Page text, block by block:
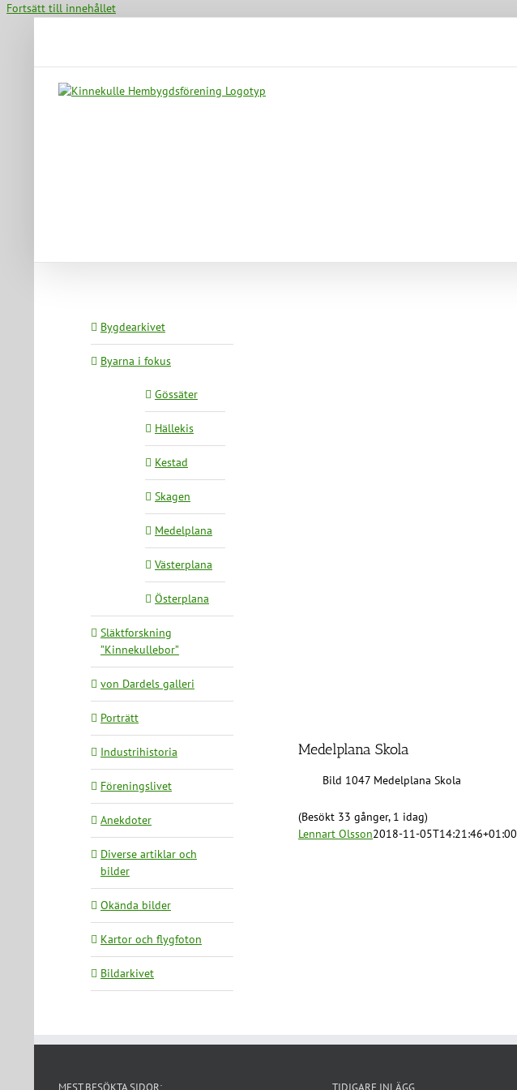
Fortsätt till innehållet
Medelplana Skola
Bild 1047 Medelplana Skola
(Besökt 33 gånger, 1 idag)
Lennart Olsson2018-11-05T14:21:46+01:00
Bygdearkivet
Byarna i fokus
Gössäter
Hällekis
Kestad
Skagen
Medelplana
Västerplana
Österplana
Släktforskning
”Kinnekullebor”
von Dardels galleri
Porträtt
Industrihistoria
Föreningslivet
Anekdoter
Diverse artiklar och
bilder
Okända bilder
Kartor och flygfoton
Bildarkivet
MEST BESÖKTA SIDOR: TIDIGARE INLÄGG